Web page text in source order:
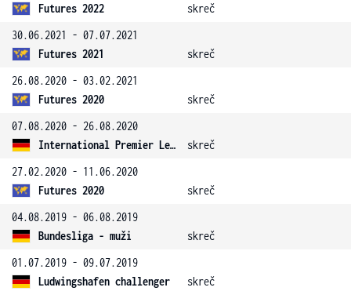
Futures 2022
skreč
30.06.2021 - 07.07.2021
Futures 2021
skreč
26.08.2020 - 03.02.2021
Futures 2020
skreč
07.08.2020 - 26.08.2020
International Premier League
skreč
27.02.2020 - 11.06.2020
Futures 2020
skreč
04.08.2019 - 06.08.2019
Bundesliga - muži
skreč
01.07.2019 - 09.07.2019
Ludwingshafen challenger
skreč